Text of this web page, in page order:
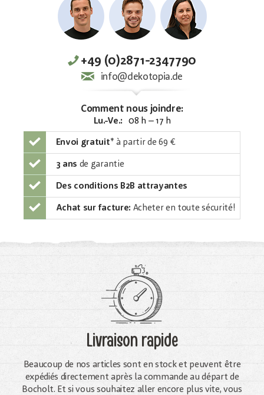
+49 (0)2871-2347790
info@dekotopia.de
Comment nous joindre:
Lu.-Ve.: 08 h – 17 h
Envoi gratuit* à partir de 69 €
3 ans de garantie
Des conditions B2B attrayantes
Achat sur facture: Acheter en toute sécurité!
Livraison rapide
Beaucoup de nos articles sont en stock et peuvent être
expédiés directement après la commande au départ de
Bocholt. Et si vous souhaitez aller encore plus vite, vous